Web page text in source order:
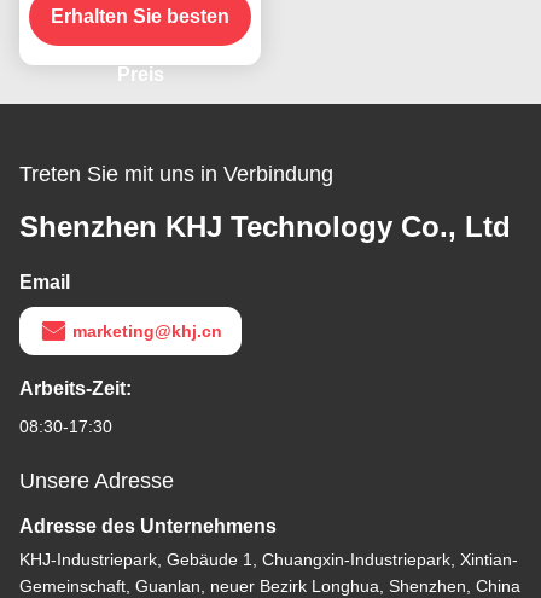
Erhalten Sie besten
Preis
Treten Sie mit uns in Verbindung
Shenzhen KHJ Technology Co., Ltd
Email
marketing@khj.cn
Arbeits-Zeit:
08:30-17:30
Unsere Adresse
Adresse des Unternehmens
KHJ-Industriepark, Gebäude 1, Chuangxin-Industriepark, Xintian-
Gemeinschaft, Guanlan, neuer Bezirk Longhua, Shenzhen, China